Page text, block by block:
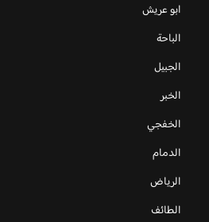
ابو عريش
الباحة
الجبيل
الخبر
الخفجي
الدمام
الرياض
الطائف